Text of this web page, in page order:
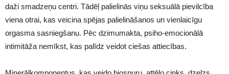
daži smadzeņu centri. Tādēļ palielinās viņu seksuālā pievilcība
viena otrai, kas veicina spējas palielināšanos un vienlaicīgu
orgasma sasniegšanu. Pēc dzimumakta, psiho-emocionālā
intimitāža nemīkst, kas palīdz veidot ciešas attiecības.